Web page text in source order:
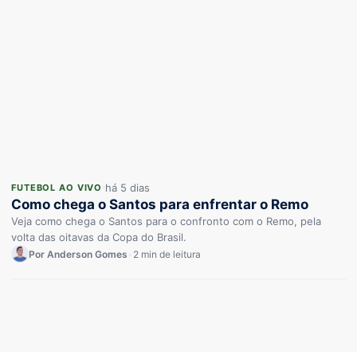
FUTEBOL AO VIVO há 5 dias
Como chega o Santos para enfrentar o Remo
Veja como chega o Santos para o confronto com o Remo, pela
volta das oitavas da Copa do Brasil.
Por Anderson Gomes 2 min de leitura